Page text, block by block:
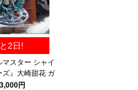
ム会員とは
2日!
マスター シャイ
ズ』大崎甜花 ガ
ヌアメジスト
円